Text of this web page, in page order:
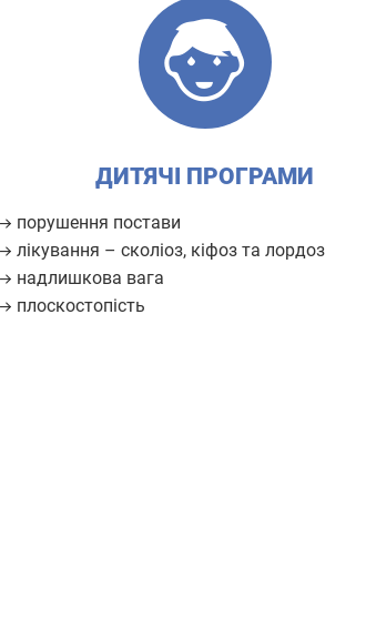
ДИТЯЧІ ПРОГРАМИ
порушення постави
лікування – сколіоз, кіфоз та лордоз
надлишкова вага
плоскостопість